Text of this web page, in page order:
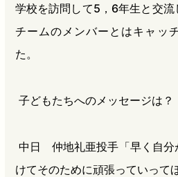
学校を訪問して5，6年生と交
チームのメンバーとはキャッ
た。
子どもたちへのメッセージは？
中日 仲地礼亜投手「早く自分
けてそのために頑張っていって